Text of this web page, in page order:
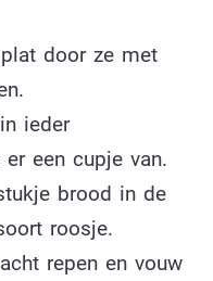
door ze met
ieder
een cupje van.
brood in de
roosje.
repen en vouw